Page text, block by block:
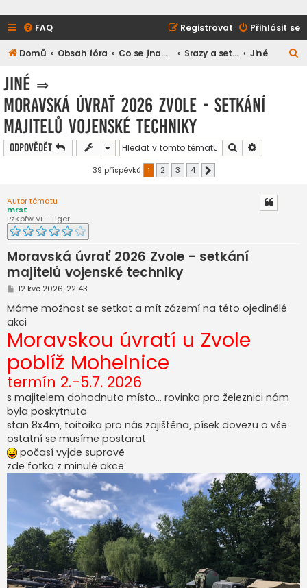
FAQ Přihlásit se
Registrovat
Domů Obsah fóra Co se jinam nevešlo Srazy a setkání Jiné
Jiné ⇒
Moravská úvrať 2026 Zvole - setkání
majitelů vojenské techniky
Odpovědět Hledat
39 příspěvků 1 2 3 4
Autor tématu
mrst
PzKpfw VI - Tiger
Moravská úvrať 2026 Zvole - setkání
majitelů vojenské techniky
P
í
s
p
ě
v
e
k
12 kvě 2026, 22:43
Máme možnost se setkat a mít zázemí na této ojedinělé
akci
Moravskou úvratí u Zvole
poblíž Mohelnice
termín 2.-5.7. 2026
s majitelem dohodnuto místo... rovinka pro železnici nám
byla poskytnuta
stan 8x4m, toitoika pro nás zajištěna, písek dovezu o vše
ostatní se musíme postarat
počasí vyjde suprově
zde fotka z minulé akce